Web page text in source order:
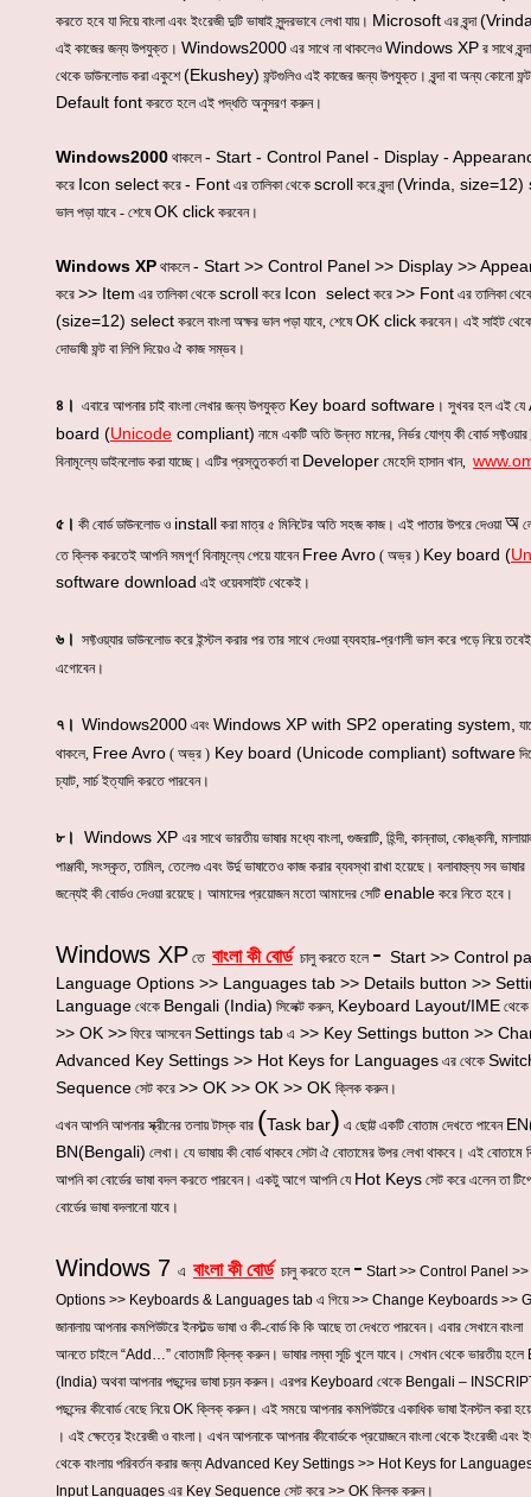
করতে হবে যা দিয়ে বাংলা এবং ইংরেজী দুটি ভাষাই সুন্দরভাবে লেখা যায়। Microsoft এর বৃন্দা
এই কাজের জন্য উপযুক্ত। Windows2000 এর সাথে না থাকলেও Windows XP র সাথে
থেকে ডাউনলোড করা একুশে(Ekushey) ফন্টগুলিও এই কাজের জন্য উপযুক্ত। বৃন্দা বা অন্য কোনো
Default font করতে হলে এই পদ্ধতি অনুসরণ করুন।
Windows2000 থাকলে - Start - Control Panel - Display -
করে Icon select করে - Font এর তালিকা থেকে scroll করে বৃন্দা(Vrinda, size=12)
ভাল পড়া যাবে - শেষেOK click করবেন।
Windows XP থাকলে - Start >> Control Panel >> Display >>
করে >> Item এর তালিকা থেকে scroll করে Icon select করে >> Font এর তালিকা
(size=12) select করলে বাংলা অক্ষর ভাল পড়া যাবে, শেষেOK click করবেন। এই সাইট
দোভাষী ফন্ট বা লিপি দিয়েও ঐ কাজ সম্ভব।
৪। এবারে আপনার চাই বাংলা লেখার জন্য উপযুক্ত Key board software । সুখবর হল এই যে
board (Unicode compliant) নামে একটি অতি উন্নত মানের, নির্ভর যোগ্য কী বোর্ড সফ্টওয়ার
বিনামূল্যে ডাইনলোড করা যাচ্ছে। এটির প্রস্তুতকর্তা বা Developer মেহেদি হাসান খান, www.
৫। কী বোর্ড ডাউনলোড ও install করা মাত্র ৫ মিনিটের অতি সহজ কাজ। এই পাতার উপরে দেওয়াঅ
তে ক্লিক করতেই আপনি সমপূর্ণ বিনামূল্যে পেয়ে যাবেন Free Avro ( অভ্র ) Key board (
software download এই ওয়েবসাইট থেকেই।
৬। সফ্টওয়্যার ডাউনলোড করে ইন্স্টল করার পর তার সাথে দেওয়া ব্যবহার-প্রণালী ভাল করে পড়ে নিয়ে তবেই
এগোবেন।
৭। Windows2000 এবং Windows XP with SP2 operating system,
থাকলে, Free Avro ( অভ্র ) Key board (Unicode compliant) software
চ্যাট, সার্চ ইত্যাদি করতে পারবেন।
৮। Windows XP এর সাথে ভারতীয় ভাষার মধ্যে বাংলা, গুজরাটি, হিন্দী, কান্নাডা, কোঙ্কানী,
পাঞ্জাবী, সংস্কৃত, তামিল, তেলেগু এবং উর্দু ভাষাতেও কাজ করার ব্যবস্থা রাখা হয়েছে। বলাবাহুল্য সব ভাষার
জন্যেই কী বোর্ডও দেওয়া রয়েছে। আমাদের প্রয়োজন মতো আমাদের সেটি enable করে নিতে হবে।
Windows XP তে বাংলা কী বোর্ডচালু করতে হলে - Start >> Control
Language Options >> Languages tab >> Details button >>
Language থেকে Bengali (India) সিলেক্ট করুন, Keyboard Layout/IME থেকে
>> OK >> ফিরে আসবেনSettings tab এ >> Key Settings button >>
Advanced Key Settings >> Hot Keys for Languages এর থেকে
Sequence সেট করে >> OK >> OK >> OK ক্লিক করুন।
এখন আপনি আপনার স্ক্রীনের তলায় টাস্ক বার (Task bar) এ ছোট্ট একটি বোতাম দেখতে পাবেন
BN(Bengali) লেখা। যে ভাষায় কী বোর্ড থাকবে সেটা ঐ বোতামের উপর লেখা থাকবে। এই
আপনি কা বোর্ডের ভাষা বদল করতে পারবেন। একটু আগে আপনি যে Hot Keys সেট করে এলেন তা
বোর্ডের ভাষা বদলানো যাবে।
Windows 7 এ বাংলা কী বোর্ডচালু করতে হলে - Start >> Control Panel
Options >> Keyboards & Languages tab এ গিয়ে>> Change Keyboards >>
জানালায় আপনার কমপিউটরে ইনস্টল্ড ভাষা ও কী-বোর্ড কি কি আছে তা দেখতে পারবেন। এবার সেখানে বাংলা
আনতে চাইলে “Add…” বোতামটি ক্লিক্ করুন। ভাষার লম্বা সূচি খুলে যাবে। সেখান থেকে ভারতীয় হলে
(India) অথবা আপনার পছন্দের ভাষা চয়ন করুন। এরপর Keyboard থেকে Bengali –
পছন্দের কীবোর্ড বেছে নিয়েOK ক্লিক্ করুন। এই সময়ে আপনার কমপিউটরে একাধিক ভাষা ইনস্টল করা
। এই ক্ষেত্রে ইংরেজী ও বাংলা। এখন আপনাকে আপনার কীবোর্ডকে প্রয়োজনে বাংলা থেকে ইংরেজী এবং
থেকে বাংলায় পরিবর্তন করার জন্যAdvanced Key Settings >> Hot Keys for
Input Languages এর Key Sequence সেট করে >> OK ক্লিক করুন।